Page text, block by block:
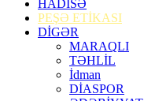
HADİSƏ
PEŞƏ ETİKASI
DİGƏR
MARAQLI
TƏHLİL
İdman
DİASPOR